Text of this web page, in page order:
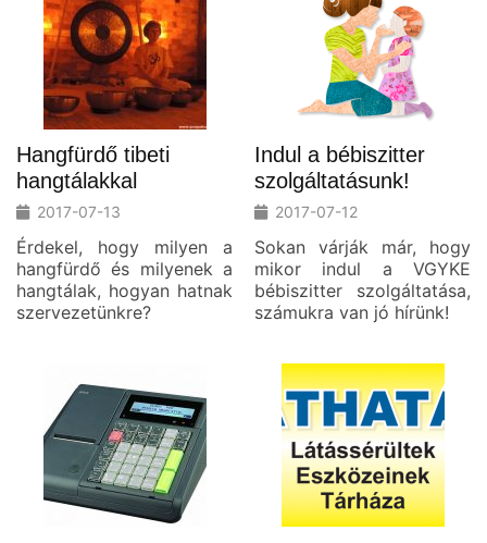
Hangfürdő tibeti
hangtálakkal
2017-07-13
Érdekel, hogy milyen a
hangfürdő és milyenek a
hangtálak, hogyan hatnak
szervezetünkre?
Indul a bébiszitter
szolgáltatásunk!
2017-07-12
Sokan várják már, hogy
mikor indul a VGYKE
bébiszitter szolgáltatása,
számukra van jó hírünk!